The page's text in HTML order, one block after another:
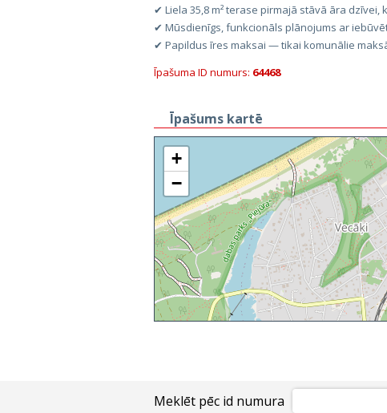
✔ Liela 35,8 m² terase pirmajā stāvā āra
✔ Mūsdienīgs, funkcionāls plānojums ar
✔ Papildus īres maksai — tikai komunālie
Īpašuma ID numurs: 64468
Īpašums kartē
+
−
Meklēt pēc id numura